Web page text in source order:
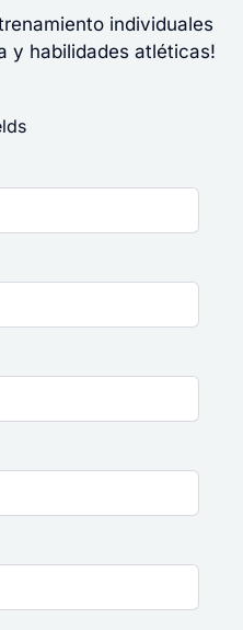
individuales
y habilidades atléticas!